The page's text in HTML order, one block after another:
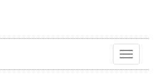
Toggle